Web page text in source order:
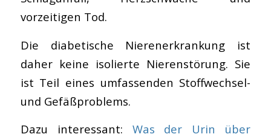
vorzeitigen Tod.
Die diabetische Nierenerkrankung ist
daher keine isolierte Nierenstörung. Sie
ist Teil eines umfassenden Stoffwechsel-
und Gefäßproblems.
Dazu interessant: Was der Urin über